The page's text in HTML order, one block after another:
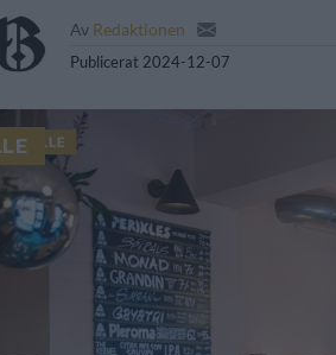
Av Redaktionen
Publicerat 2024-12-07